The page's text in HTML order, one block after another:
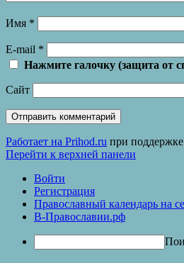
Имя *
E-mail *
Нажмите галочку (защита от
Сайт
Работает на Prihod.ru при поддержке
Перейти к верхней панели
Войти
Регистрация
Православный календарь на
В-Православии.рф